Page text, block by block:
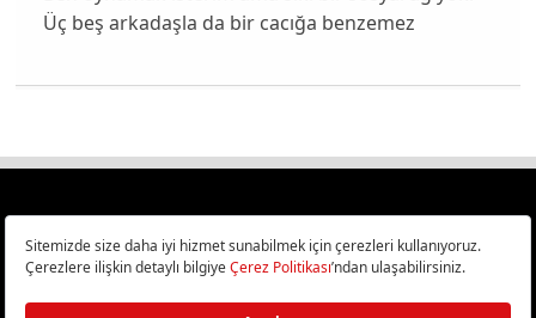
Üç beş arkadaşla da bir cacığa benzemez
Türkiye
Bilişim ve Teknoloji Haberleri CHIP Online’da!